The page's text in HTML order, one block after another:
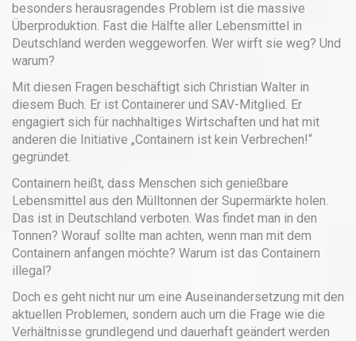
besonders herausragendes Problem ist die massive
Überproduktion. Fast die Hälfte aller Lebensmittel in
Deutschland werden weggeworfen. Wer wirft sie weg? Und
warum?
Mit diesen Fragen beschäftigt sich Christian Walter in
diesem Buch. Er ist Containerer und SAV-Mitglied. Er
engagiert sich für nachhaltiges Wirtschaften und hat mit
anderen die Initiative „Containern ist kein Verbrechen!“
gegründet.
Containern heißt, dass Menschen sich genießbare
Lebensmittel aus den Mülltonnen der Supermärkte holen.
Das ist in Deutschland verboten. Was findet man in den
Tonnen? Worauf sollte man achten, wenn man mit dem
Containern anfangen möchte? Warum ist das Containern
illegal?
Doch es geht nicht nur um eine Auseinandersetzung mit den
aktuellen Problemen, sondern auch um die Frage wie die
Verhältnisse grundlegend und dauerhaft geändert werden